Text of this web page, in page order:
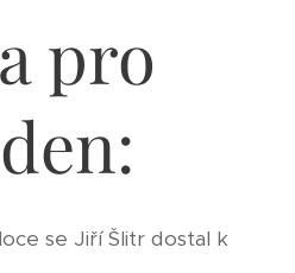
pro
se Jiří Šlitr dostal k